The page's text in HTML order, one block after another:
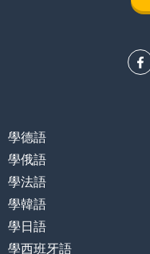
學德語
學俄語
學法語
學韓語
學日語
學西班牙語